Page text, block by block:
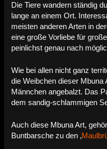
Die Tiere wandern ständig
lange an einem Ort.
meisten anderen Arten in
eine große Vorliebe für
peinlichst genau nach
Wie bei allen nicht ganz
die Weibchen dieser Mbuna
Männchen angebalzt. Das
dem sandig-schlammigen
Auch diese Mbuna Art,
Buntbarsche zu den ‚